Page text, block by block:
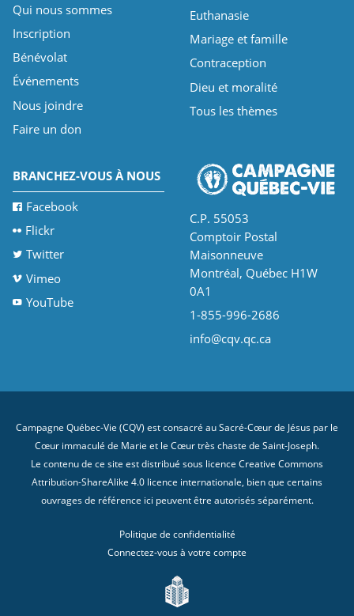
Qui nous sommes
Inscription
Bénévolat
Événements
Nous joindre
Faire un don
Euthanasie
Mariage et famille
Contraception
Dieu et moralité
Tous les thèmes
BRANCHEZ-VOUS À NOUS
Facebook
Flickr
Twitter
Vimeo
YouTube
C.P. 55053
Comptoir Postal
Maisonneuve
Montréal, Québec H1W
0A1
1-855-996-2686
info@cqv.qc.ca
Campagne Québec-Vie (CQV) est consacré au Sacré-Cœur de Jésus par le
Cœur immaculé de Marie et le Cœur très chaste de Saint-Joseph.
Le contenu de ce site est distribué sous licence Creative Commons
Attribution-ShareAlike 4.0 licence internationale , bien que certains
ouvrages de référence ici peuvent être autorisés séparément.
Politique de confidentialité
Connectez-vous à votre compte